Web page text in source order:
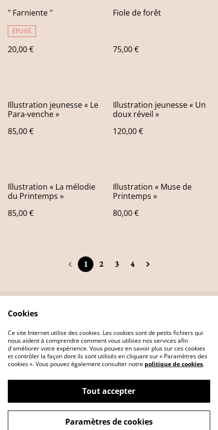
" Farniente "
ÉPUISÉ
20,00 €
Fiole de forêt
75,00 €
Illustration jeunesse « Le
Para-venche »
85,00 €
Illustration jeunesse « Un
doux réveil »
120,00 €
Illustration « La mélodie
du Printemps »
85,00 €
Illustration « Muse de
Printemps »
80,00 €
1 2 3 4
Privacy Policy
Cookie Policy
©2026
Poésie et Gribouillis, illustrations poétiques
et Nature
powered by
Cookies
Ce site Internet utilise des cookies. Les cookies sont de petits fichiers qui
nous aident à comprendre comment vous utilisez nos services afin
d'améliorer votre expérience. Vous pouvez en savoir plus sur ces cookies
et contrôler la façon dont ils sont utilisés en cliquant sur « Paramètres des
cookies ». Vous pouvez également consulter notre politique de cookies.
Tout accepter
Paramètres de cookies